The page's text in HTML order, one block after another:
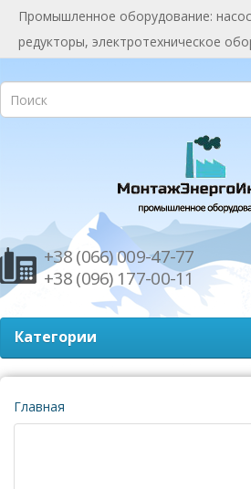
Промышленное оборудование:
редукторы, электротехническое
+38 (066) 009-47-77
+38 (096) 177-00-11
Категории
Главная